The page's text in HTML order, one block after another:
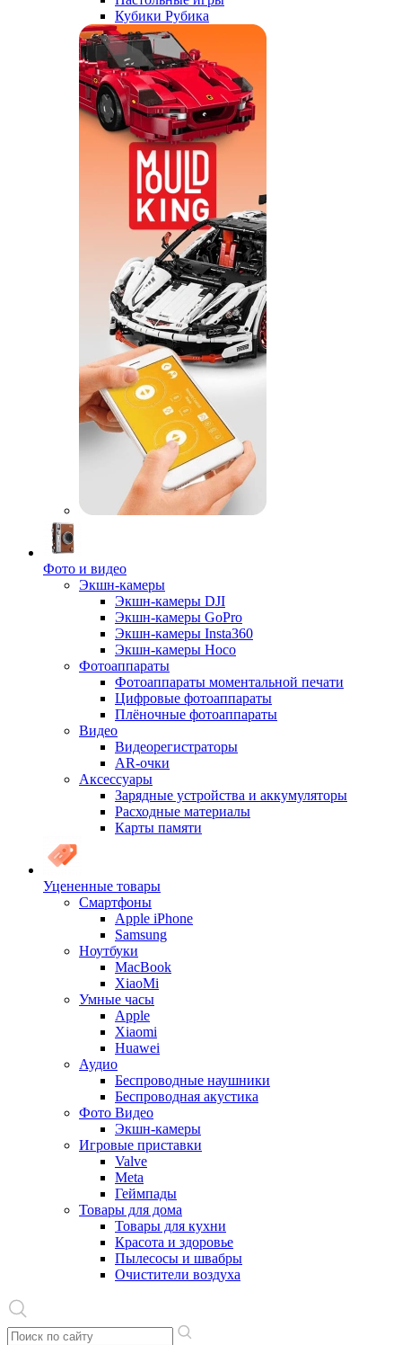
Кубики Рубика
Фото и видео
Экшн-камеры
Экшн-камеры DJI
Экшн-камеры GoPro
Экшн-камеры Insta360
Экшн-камеры Hoco
Фотоаппараты
Фотоаппараты моментальной печати
Цифровые фотоаппараты
Плёночные фотоаппараты
Видео
Видеорегистраторы
AR-очки
Аксессуары
Зарядные устройства и аккумуляторы
Расходные материалы
Карты памяти
Уцененные товары
Cмартфоны
Apple iPhone
Samsung
Ноутбуки
MacBook
XiaoMi
Умные часы
Apple
Xiaomi
Huawei
Аудио
Беспроводные наушники
Беспроводная акустика
Фото Видео
Экшн-камеры
Игровые приставки
Valve
Meta
Геймпады
Товары для дома
Товары для кухни
Красота и здоровье
Пылесосы и швабры
Очистители воздуха